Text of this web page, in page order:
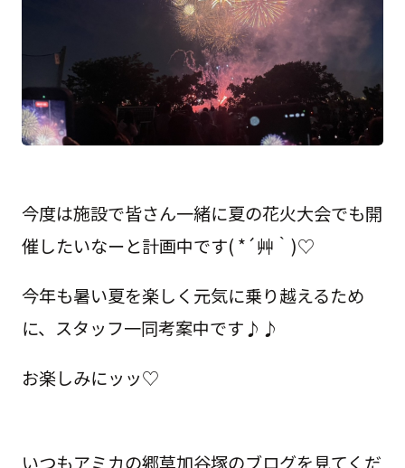
今度は施設で皆さん一緒に夏の花火大会でも開
催したいなーと計画中です( *´艸｀)♡
今年も暑い夏を楽しく元気に乗り越えるため
に、スタッフ一同考案中です♪♪
お楽しみにッッ♡
いつもアミカの郷草加谷塚のブログを見てくだ